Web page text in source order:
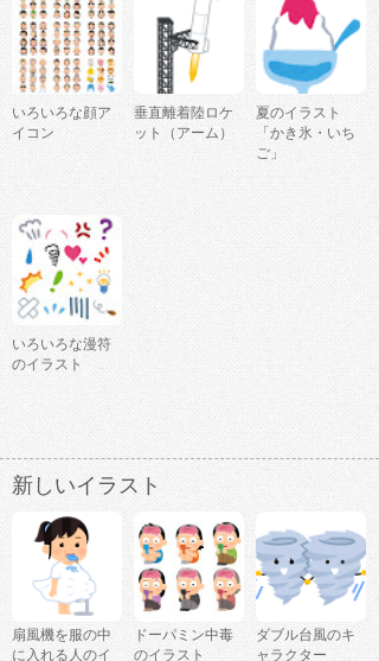
いろいろな顔ア
イコン
垂直離着陸ロケ
ット（アーム）
夏のイラスト
「かき氷・いち
ご」
いろいろな漫符
のイラスト
新しいイラスト
扇風機を服の中
に入れる人のイ
ドーパミン中毒
のイラスト
ダブル台風のキ
ャラクター